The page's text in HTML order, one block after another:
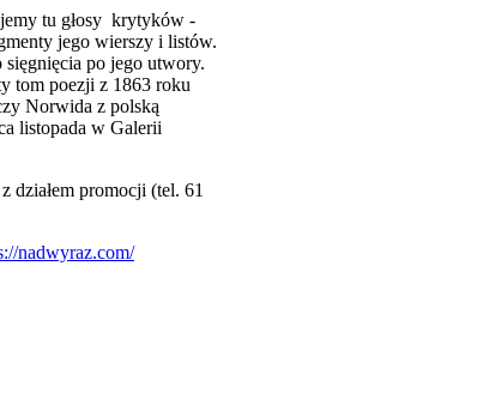
tu głosy krytyków -
jego wierszy i listów.
po jego utwory.
tom poezji z 1863 roku
Norwida z polską
listopada w Galerii
działem promocji (tel. 61
nadwyraz.com/